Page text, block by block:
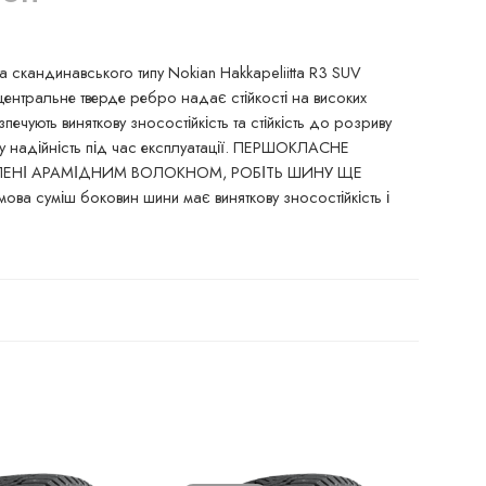
типу Nokian Hakkapeliitta R3 SUV
тверде ребро надає стійкості на високих
виняткову зносостійкість та стійкість до розриву
надійність під час експлуатації. ПЕРШОКЛАСНЕ
АРАМІДНИМ ВОЛОКНОМ, РОБІТЬ ШИНУ ЩЕ
суміш боковин шини має виняткову зносостійкість і